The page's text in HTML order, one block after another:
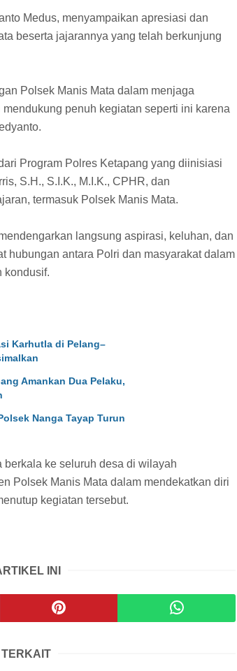
Medus, menyampaikan apresiasi dan
beserta jajarannya yang telah berkunjung
Polsek Manis Mata dalam menjaga
penuh kegiatan seperti ini karena
Program Polres Ketapang yang diinisiasi
S.H., S.I.K., M.I.K., CPHR, dan
termasuk Polsek Manis Mata.
langsung aspirasi, keluhan, dan
hubungan antara Polri dan masyarakat dalam
kondusif.
Karhutla di Pelang–
Amankan Dua Pelaku,
Nanga Tayap Turun
berkala ke seluruh desa di wilayah
Polsek Manis Mata dalam mendekatkan diri
kegiatan tersebut.
INI